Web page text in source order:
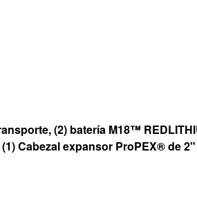
(2) batería M18™
Cabezal expansor ProPEX® de 2"